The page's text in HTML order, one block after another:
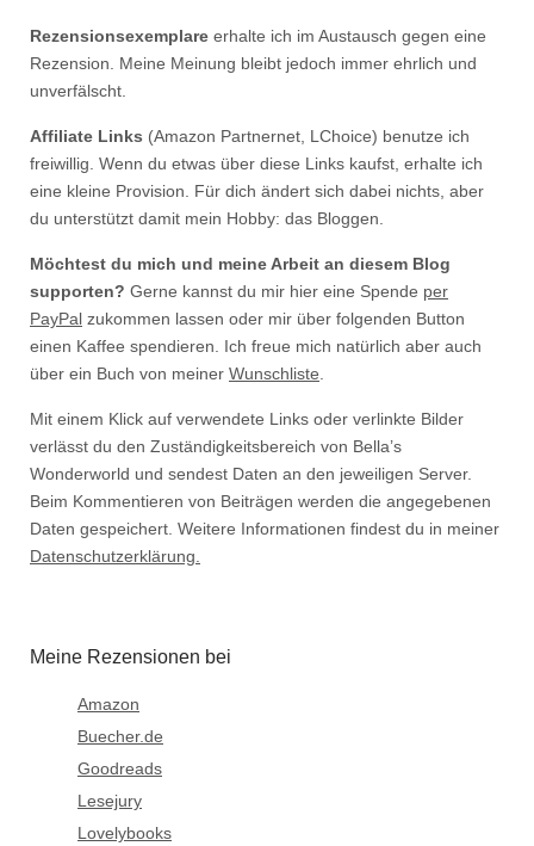
Rezensionsexemplare erhalte ich im Austausch gegen eine
Rezension. Meine Meinung bleibt jedoch immer ehrlich und
unverfälscht.
Affiliate Links (Amazon Partnernet, LChoice) benutze ich
freiwillig. Wenn du etwas über diese Links kaufst, erhalte ich
eine kleine Provision. Für dich ändert sich dabei nichts, aber
du unterstützt damit mein Hobby: das Bloggen.
Möchtest du mich und meine Arbeit an diesem Blog
supporten? Gerne kannst du mir hier eine Spende per
PayPal zukommen lassen oder mir über folgenden Button
einen Kaffee spendieren. Ich freue mich natürlich aber auch
über ein Buch von meiner Wunschliste.
Mit einem Klick auf verwendete Links oder verlinkte Bilder
verlässt du den Zuständigkeitsbereich von Bella’s
Wonderworld und sendest Daten an den jeweiligen Server.
Beim Kommentieren von Beiträgen werden die angegebenen
Daten gespeichert. Weitere Informationen findest du in meiner
Datenschutzerklärung.
Meine Rezensionen bei
Amazon
Buecher.de
Goodreads
Lesejury
Lovelybooks